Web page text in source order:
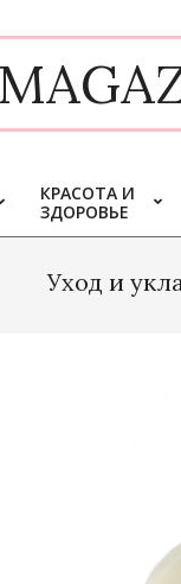
КРАСОТА И
ЗДОРОВЬЕ
Уход и